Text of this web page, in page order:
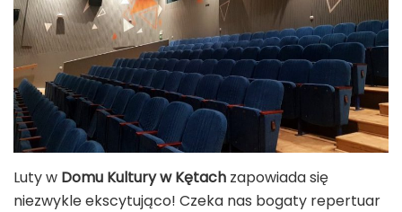
Luty w Domu Kultury w Kętach zapowiada się
niezwykle ekscytująco! Czeka nas bogaty repertuar